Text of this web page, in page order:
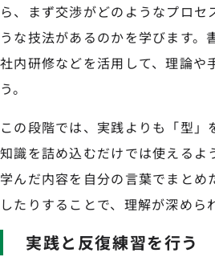
ら、まず交渉がどのようなプロセ
うな技法があるのかを学びます。
社内研修などを活用して、理論や
う。
この段階では、実践よりも「型」
知識を詰め込むだけでは使えるよ
学んだ内容を自分の言葉でまとめ
したりすることで、理解が深めら
実践と反復練習を行う